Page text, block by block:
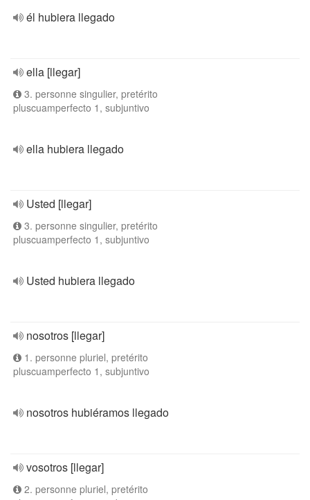
él hubiera llegado
ella [llegar]
3. personne singulier, pretérito
pluscuamperfecto 1, subjuntivo
ella hubiera llegado
Usted [llegar]
3. personne singulier, pretérito
pluscuamperfecto 1, subjuntivo
Usted hubiera llegado
nosotros [llegar]
1. personne pluriel, pretérito
pluscuamperfecto 1, subjuntivo
nosotros hubiéramos llegado
vosotros [llegar]
2. personne pluriel, pretérito